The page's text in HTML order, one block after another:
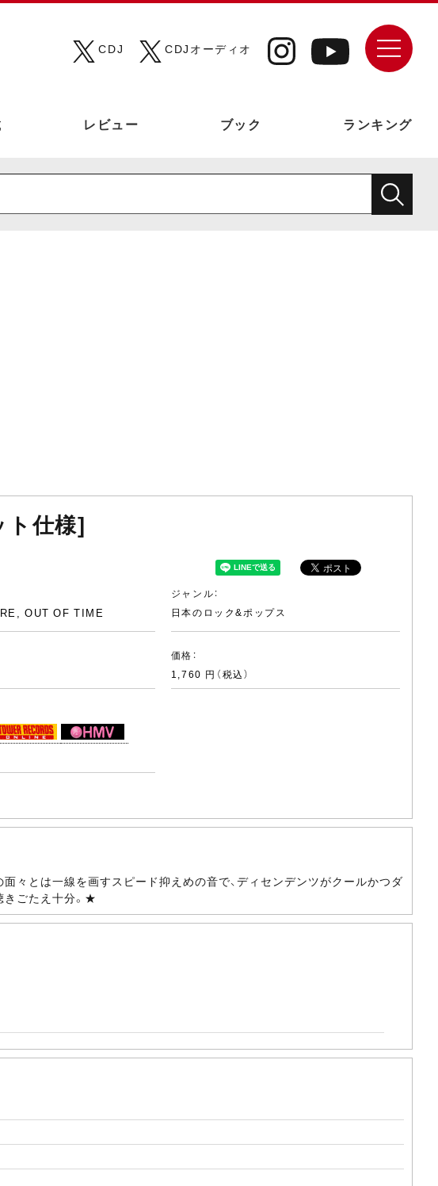
CDJ
CDJオーディオ
レビュー ブック ランキング
仕様]
OUT OF TIME
ジャンル：
日本のロック&ポップス
価格：
1,760 円（税込）
々とは一線を画すスピード抑えめの音で、ディセンデンツがクールかつダ
きごたえ十分。★